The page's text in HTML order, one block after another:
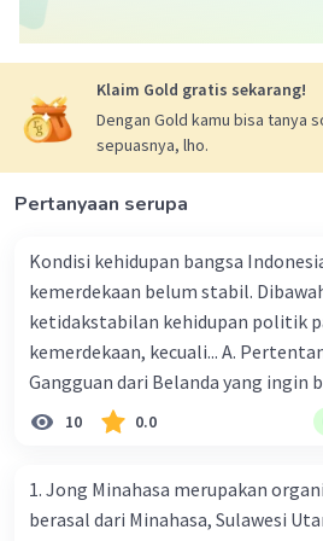
Salsabila M
30 Maret 2024 10:55
Jawaban terverifikasi
diplomatik antara Indonesia
C. Memberi ancaman
terhadap Mesir terkait
PBB.
Dengan ancaman ini,
memaksa Mesir untuk
diplomatik dengan
terhadap Mesir dalam isu
ini menunjukkan bahwa
Klaim Gold gratis sekarang!
Dengan Gold kamu bisa tanya
sepuasnya, lho.
Pertanyaan serupa
Kondisi kehidupan bangsa
kemerdekaan belum stabil.
ketidakstabilan kehidupan politik
kemerdekaan, kecuali... A.
Gangguan dari Belanda yang ingin
Munculnya kesulitan ekonomi dan
bentrokan antar etnis E.
maklumat pemerintah mengenai
politik. Sebelum adanya maklumat
10 0.0
1. Jong Minahasa merupakan
berasal dari Minahasa, Sulawesi